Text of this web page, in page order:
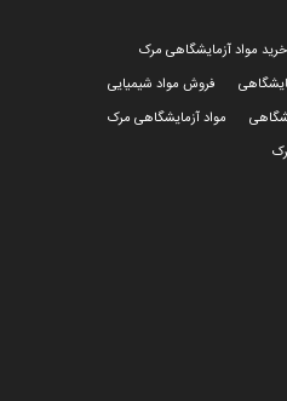
خرید مواد آزمایشگاهی مرک
فروش مواد شیمیایی
مواد آزمایشگاهی مرک